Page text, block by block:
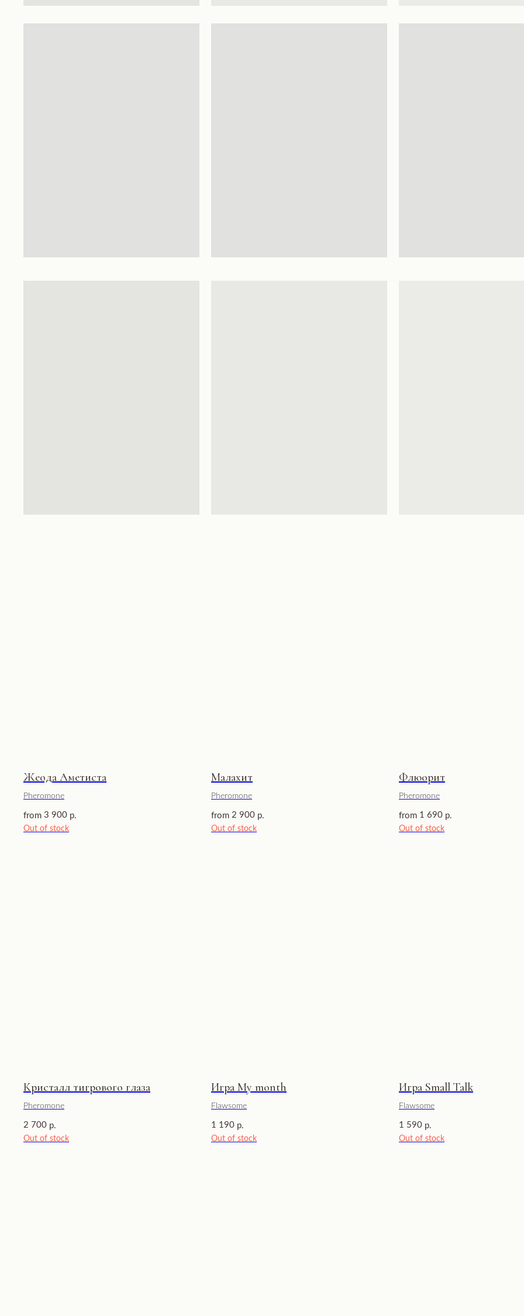
Жеода Аметиста
Pheromone
from 3 900 р.
Out of stock
Малахит
Pheromone
from 2 900 р.
Out of stock
Флюорит
Pheromone
from 1 690 р.
Out of stock
Кристалл тигрового глаза
Pheromone
2 700 р.
Out of stock
Игра My month
Flawsome
1 190 р.
Out of stock
Игра Small Talk
Flawsome
1 590 р.
Out of stock